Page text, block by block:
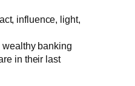
influence, light,
banking
in their last